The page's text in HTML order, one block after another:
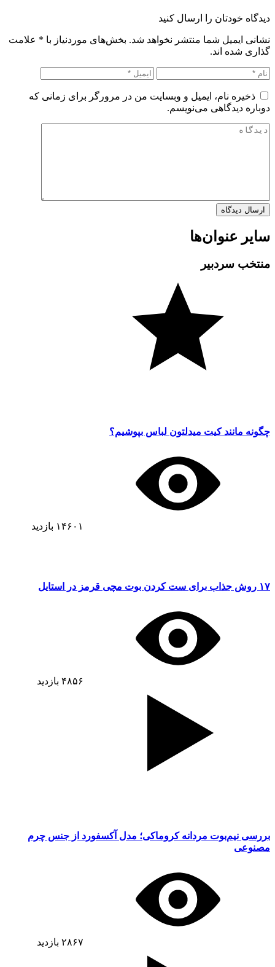
دیدگاه خودتان را ارسال کنید
نشانی ایمیل شما منتشر نخواهد شد. بخش‌های موردنیاز با * علامت
گذاری شده اند.
ذخیره نام، ایمیل و وبسایت من در مرورگر برای زمانی که
دوباره دیدگاهی می‌نویسم.
سایر عنوان‌ها
منتخب سردبیر
چگونه مانند کیت میدلتون لباس بپوشیم؟
۱۴۶۰۱ بازدید
۱۷ روش جذاب برای ست کردن بوت مچی قرمز در استایل
۴۸۵۶ بازدید
بررسی نیم‌بوت مردانه کروماکی؛ مدل آکسفورد از جنس چرم
مصنوعی
۲۸۶۷ بازدید